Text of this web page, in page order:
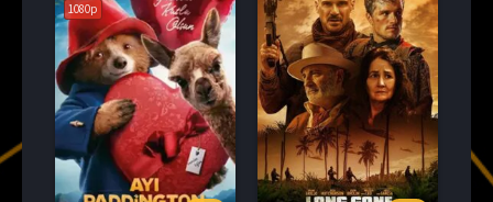
1080p